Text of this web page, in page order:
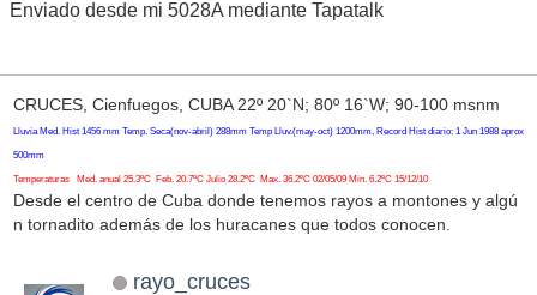
Enviado desde mi 5028A mediante Tapatalk
CRUCES, Cienfuegos, CUBA 22º 20`N; 80º 16`W; 90-100 msnm
Lluvia Med. Hist 1456 mm Temp. Seca(nov-abril) 288mm Temp Lluv.(may-oct) 1200mm, Record Hist diario: 1 Jun 1988 aprox
500mm
Temperaturas Med. anual 25.3ºC Feb. 20.7ºC Julio 28.2ºC Max. 36.2ºC 02/05/09 Min. 6.2ºC 15/12/10
Desde el centro de Cuba donde tenemos rayos a montones y algú
n tornadito además de los huracanes que todos conocen.
rayo_cruces